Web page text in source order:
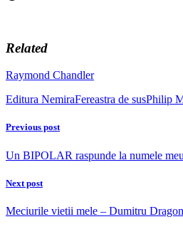
Related
Raymond Chandler
Editura NemiraFereastra de susPhilip
Previous post
Un BIPOLAR raspunde la numele
Next post
Meciurile vietii mele – Dumitru